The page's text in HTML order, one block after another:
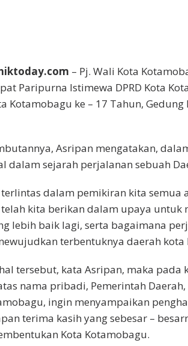
– Pj. Wali Kota
Paripurna Istimewa DPRD Kota
Kotamobagu ke – 17 Tahun, Gedung
Asripan mengatakan,
dalam sejarah perjalanan sebuah
dalam pemikiran kita semua
kita berikan dalam upaya untuk
lebih baik lagi, serta bagaimana
terbentuknya daerah kota
tersebut, kata Asripan, maka pada
nama pribadi, Pemerintah
ingin menyampaikan
terima kasih yang sebesar –
Kota Kotamobagu.